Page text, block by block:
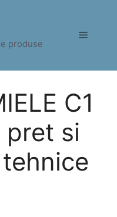
produse
Meniu
C1
pret si